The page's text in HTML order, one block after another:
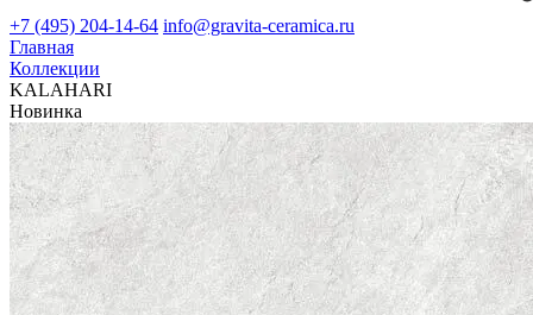
+7 (495) 204-14-64 info@gravita-ceramica.ru
Главная
Коллекции
KALAHARI
Новинка